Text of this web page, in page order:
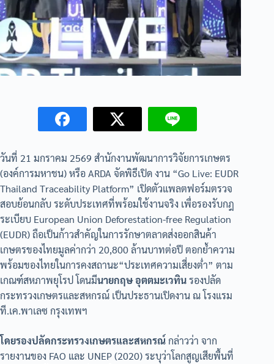
วันที่ 21 มกราคม 2569 สำนักงานพัฒนาการวิจัยการเกษตร
(องค์การมหาชน) หรือ ARDA จัดพิธีเปิด งาน “Go Live: EUDR
Thailand Traceability Platform” เปิดตัวแพลตฟอร์มตรวจ
สอบย้อนกลับ ระดับประเทศที่พร้อมใช้งานจริง เพื่อรองรับกฎ
ระเบียบ European Union Deforestation-free Regulation
(EUDR) ถือเป็นก้าวสำคัญในการรักษาตลาดส่งออกสินค้า
เกษตรของไทยมูลค่ากว่า 20,800 ล้านบาทต่อปี ตอกย้ำความ
พร้อมของไทยในการคงสถานะ“ประเทศความเสี่ยงต่ำ” ตาม
เกณฑ์สหภาพยุโรป โดนมีนายกฤษ อุตตมะเวทินรองปลัด
กระทรวงเกษตรและสหกรณ์ เป็นประธานเปิดงาน ณ โรงแรม
ที.เค.พาเลซ กรุงเทพฯ
โดยรองปลัดกระทรวงเกษตรและสหกรณ์กล่าวว่า จาก
รายงานของ FAO และ UNEP (2020) ระบุว่าโลกสูญเสียพื้นที่